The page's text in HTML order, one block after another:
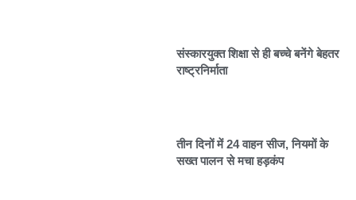
संस्कारयुक्त शिक्षा से ही बच्चे बनेंगे बेहतर
राष्ट्रनिर्माता
तीन दिनों में 24 वाहन सीज, नियमों के
सख्त पालन से मचा हड़कंप